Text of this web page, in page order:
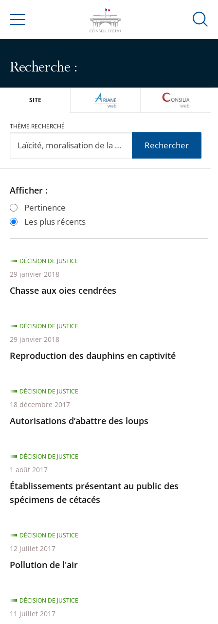
Menu
Ouvrir
Recherche :
SITE ARIANEWEB
THÈME RECHERCHÉ
Rechercher
Passer
les
filtres
après
Passer
les
filtres
avant
Afficher :
Pertinence
Les plus récents
Chasse aux oies cendrées
DÉCISION DE JUSTICE
29 janvier 2018
Reproduction des dauphins en captivité
DÉCISION DE JUSTICE
29 janvier 2018
Autorisations d’abattre des loups
DÉCISION DE JUSTICE
18 décembre 2017
Établissements présentant au public des
spécimens de cétacés
DÉCISION DE JUSTICE
1 août 2017
Pollution de l'air
DÉCISION DE JUSTICE
12 juillet 2017
DÉCISION DE JUSTICE
11 juillet 2017